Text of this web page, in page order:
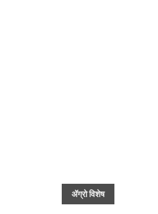
ॲग्रो विशेष